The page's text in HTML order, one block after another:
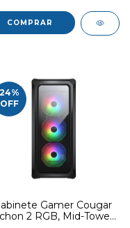
24%
OFF
Gamer Cougar
2 RGB, Mid-Tower,